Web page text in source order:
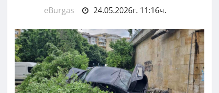
eBurgas 24.05.2026г. 11:16ч.